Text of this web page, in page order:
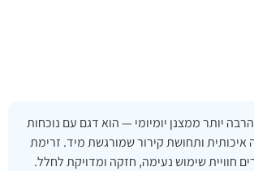
יותר ממצנן יומיומי — הוא דגם עם נוכחות
איכותית ותחושת קירור שמורגשת מיד. זרימת
חוויית שימוש נעימה, חזקה ומדויקת לחלל.